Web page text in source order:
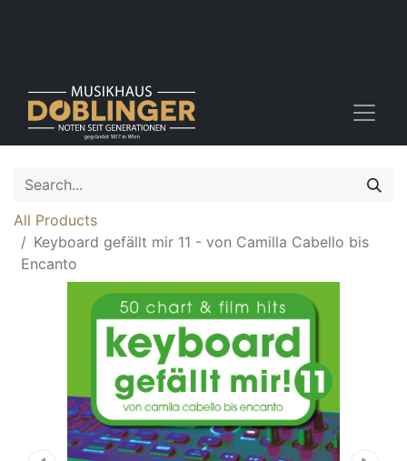
All Products
Keyboard gefällt mir 11 - von Camilla Cabello bis
Encanto